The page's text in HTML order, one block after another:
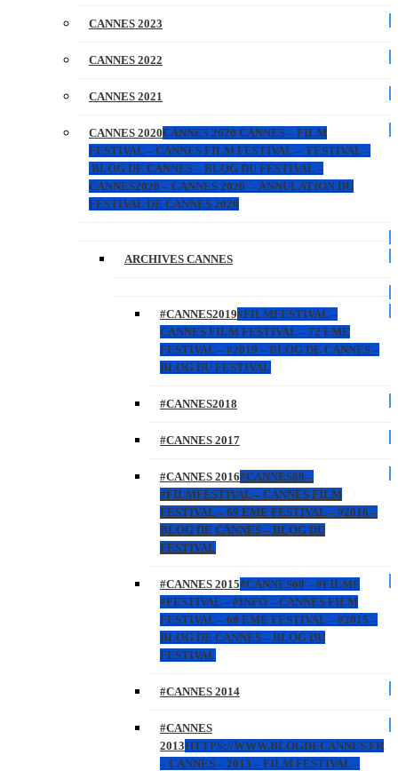
CANNES 2023
CANNES 2022
CANNES 2021
CANNES 2020CANNES 2020 CANNES – FILM
FESTIVAL – CANNES FILM FESTIVAL – FESTIVAL –
BLOG DE CANNES – BLOG DU FESTIVAL –
CANNES2020 – CANNES 2020 – ANNULATION DU
FESTIVAL DE CANNES 2020
ARCHIVES CANNES
#CANNES2019#FILMFESTIVAL –
CANNES FILM FESTIVAL – 72 EME
FESTIVAL – #2019 – BLOG DE CANNES –
BLOG DU FESTIVAL
#CANNES2018
#CANNES 2017
#CANNES 2016#CANNES69 –
#FILMFESTIVAL – CANNES FILM
FESTIVAL – 69 EME FESTIVAL – #2016 –
BLOG DE CANNES – BLOG DU
FESTIVAL
#CANNES 2015#CANNES68 – #FILMF
#FESTIVAL – #INFO – CANNES FILM
FESTIVAL – 68 EME FESTIVAL – #2015 –
BLOG DE CANNES – BLOG DU
FESTIVAL
#CANNES 2014
#CANNES
2013HTTPS://WWW.BLOGDECANNES.FR
– CANNES – 2013 – FILM FESTIVAL –